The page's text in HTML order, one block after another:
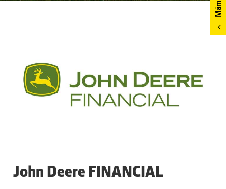
John Deere FINANCIAL